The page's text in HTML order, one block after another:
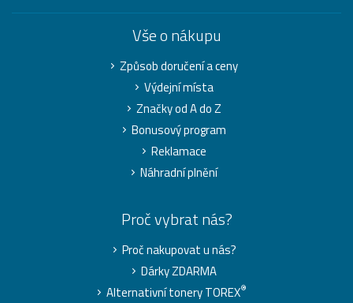
Vše o nákupu
Způsob doručení a ceny
Výdejní místa
Značky od A do Z
Bonusový program
Reklamace
Náhradní plnění
Proč vybrat nás?
Proč nakupovat u nás?
Dárky ZDARMA
Alternativní tonery TOREX®